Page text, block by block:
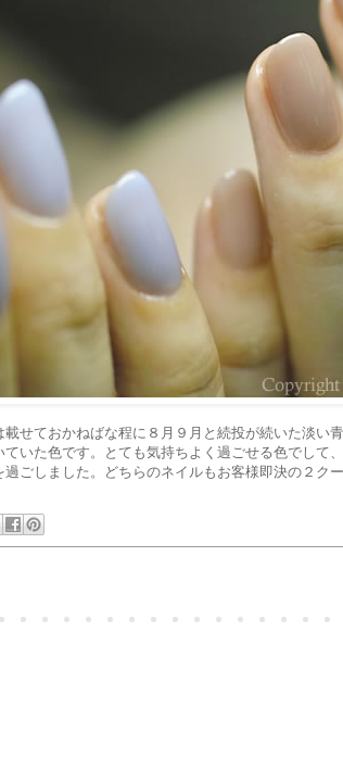
載せておかねばな程に８月９月と続投が続いた淡い
ていた色です。とても気持ちよく過ごせる色でして
ごしました。どちらのネイルもお客様即決の２ク